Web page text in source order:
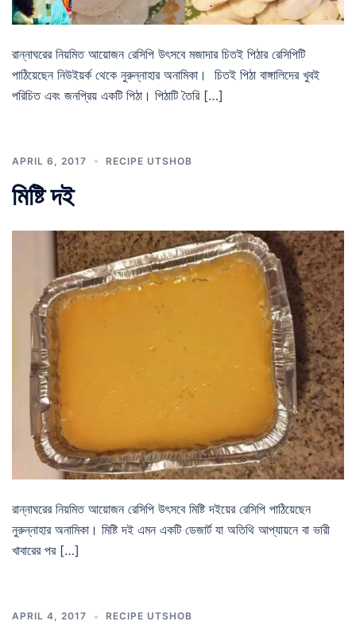
রান্নাঘরের নিয়মিত আয়োজন রেসিপি উৎসবে মজাদার চিতই পিঠার রেসিপিটি
পাঠিয়েছেন নিউইয়র্ক থেকে নুরুন্নাহার অনামিকা। চিতই পিঠা বাঙ্গালিদের খুবই
পরিচিত এবং জনপ্রিয় একটি পিঠা। পিঠাটি তৈরি […]
APRIL 6, 2017 RECIPE UTSHOB
মিষ্টি দই
রান্নাঘরের নিয়মিত আয়োজন রেসিপি উৎসবে মিষ্টি দইয়ের রেসিপি পাঠিয়েছেন
নুরুন্নাহার অনামিকা। মিষ্টি দই এমন একটি ডেজার্ট যা অতিথি আপ্যায়নে বা ভারী
খাবারের পর […]
APRIL 4, 2017 RECIPE UTSHOB